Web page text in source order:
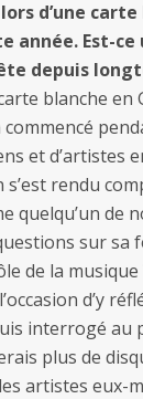
d’une carte
année. Est-
depuis
blanche en
et d’artistes
rendu
quelqu’un de
sur sa
de la
d’y
interrogé au
plus de
artistes eux-